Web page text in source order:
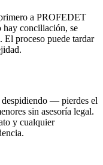
a PROFEDET
hay conciliación, se
El proceso puede tardar
despidiendo — pierdes el
sin asesoría legal.
y cualquier